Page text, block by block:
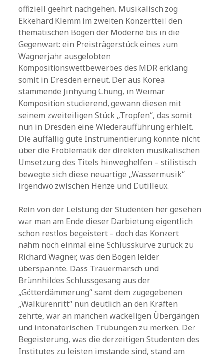
offiziell geehrt nachgehen. Musikalisch zog
Ekkehard Klemm im zweiten Konzertteil den
thematischen Bogen der Moderne bis in die
Gegenwart: ein Preisträgerstück eines zum
Wagnerjahr ausgelobten
Kompositionswettbewerbes des MDR erklang
somit in Dresden erneut. Der aus Korea
stammende Jinhyung Chung, in Weimar
Komposition studierend, gewann diesen mit
seinem zweiteiligen Stück „Tropfen“, das somit
nun in Dresden eine Wiederaufführung erhielt.
Die auffällig gute Instrumentierung konnte nicht
über die Problematik der direkten musikalischen
Umsetzung des Titels hinweghelfen – stilistisch
bewegte sich diese neuartige „Wassermusik“
irgendwo zwischen Henze und Dutilleux.
Rein von der Leistung der Studenten her gesehen
war man am Ende dieser Darbietung eigentlich
schon restlos begeistert – doch das Konzert
nahm noch einmal eine Schlusskurve zurück zu
Richard Wagner, was den Bogen leider
überspannte. Dass Trauermarsch und
Brünnhildes Schlussgesang aus der
„Götterdämmerung“ samt dem zugegebenen
„Walkürenritt“ nun deutlich an den Kräften
zehrte, war an manchen wackeligen Übergängen
und intonatorischen Trübungen zu merken. Der
Begeisterung, was die derzeitigen Studenten des
Institutes zu leisten imstande sind, stand am